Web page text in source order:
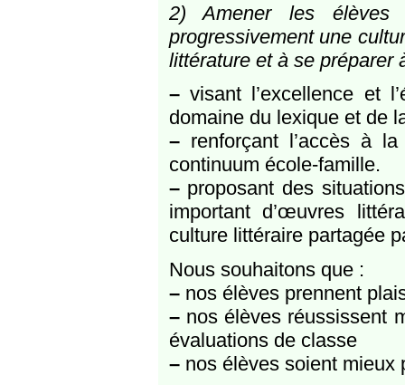
2) Amener les élèves
progressivement une
littérature et à se préparer
–visant l’excellence et
domaine du lexique et de
–renforçant l’accès à
continuum école-famille.
–proposant des
important d’œuvres
culture littéraire partagée
Nous souhaitons que :
–nos élèves prennent
–nos élèves réussissent
évaluations de classe
–nos élèves soient mieux